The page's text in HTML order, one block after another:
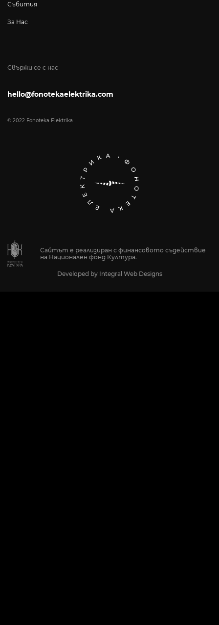
Свържи се с нас
hello@fonotekaelektrika.com
© 2022 Fonoteka Elektrika
Събития
За Нас
Сайтът е реализиран с финансовото съдействие
на Национален фонд Култура.
Developed by Integral Web Designs